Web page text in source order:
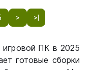
> >|
игровой ПК в 2025
готовые сборки